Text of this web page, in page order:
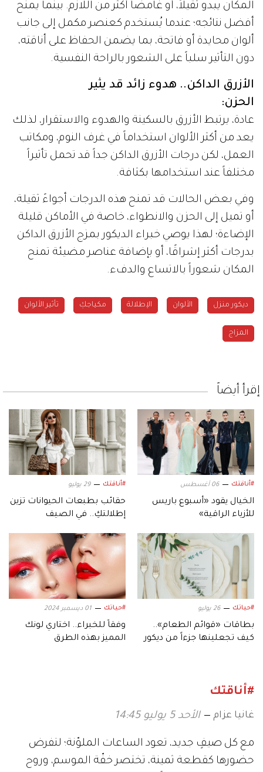
المكان يبدو ثقيلاً، أو غامضاً أكثر من اللازم. بينما يمنح
أفضل نتائجه؛ عندما يُستخدم كعنصر مكمل إلى جانب
ألوان محايدة أو فاتحة، بما يضمن الحفاظ على أناقته،
دون التأثير سلباً على الشعور بالراحة النفسية.
الأزرق الداكن.. هدوء زائد قد يثير
الحزن:
عادة، يرتبط الأزرق بالسكينة والهدوء والاستقرار، لذلك
يعد من أكثر الألوان استخداماً في غرف النوم، ومكاتب
العمل، لكن درجات الأزرق الداكن جداً قد تحمل تأثيراً
مختلفاً عند استخدامها بكثافة.
وفي بعض الحالات قد تمنح هذه الدرجات أجواءً ثقيلة،
أو تميل إلى الحزن والانطواء، خاصة في الأماكن قليلة
الإضاءة؛ لهذا يوصي خبراء الديكور بمزج الأزرق الداكن
بدرجات أكثر إشراقًا، أو بإضافة عناصر مضيئة تمنح
المكان شعوراً بالاتساع والدفء.
ديكور منزل الألوان الإطلالة مكياجكِ تأثير الألوان
المزاج
إقرأ أيضاً
#أناقتك 06 أغسطس
الخيال يقود «أسبوع باريس
للأزياء الراقية»
#أناقتك 29 يوليو
حقائب بطبعات الحيوانات تزين
إطلالتكِ.. في الصيف
#حياتك 26 يوليو
بطاقات «قوائم الطعام»..
كيف تجعلينها جزءاً من ديكور
#حياتك 01 ديسمبر 2024
وفقاً للخبراء.. اختاري لونك
المميز بهذه الطرق
#أناقتك
غانيا عزام الأحد 5 يوليو 14:45
مع كل صيفٍ جديد، تعود الساعات الملوّنة؛ لتفرض
حضورها كقطعة ثمينة، تختصر خفّة الموسم، وروح